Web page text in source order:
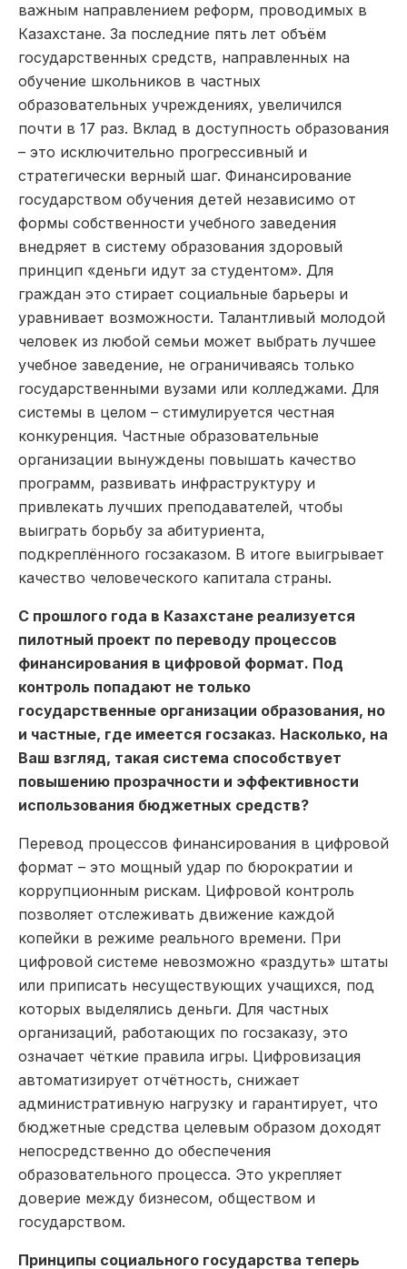
важным направлением реформ, проводимых в
Казахстане. За последние пять лет объём
государственных средств, направленных на
обучение школьников в частных
образовательных учреждениях, увеличился
почти в 17 раз. Вклад в доступность образования
– это исключительно прогрессивный и
стратегически верный шаг. Финансирование
государством обучения детей независимо от
формы собственности учебного заведения
внедряет в систему образования здоровый
принцип «деньги идут за студентом». Для
граждан это стирает социальные барьеры и
уравнивает возможности. Талантливый молодой
человек из любой семьи может выбрать лучшее
учебное заведение, не ограничиваясь только
государственными вузами или колледжами. Для
системы в целом – стимулируется честная
конкуренция. Частные образовательные
организации вынуждены повышать качество
программ, развивать инфраструктуру и
привлекать лучших преподавателей, чтобы
выиграть борьбу за абитуриента,
подкреплённого госзаказом. В итоге выигрывает
качество человеческого капитала страны.
С прошлого года в Казахстане реализуется
пилотный проект по переводу процессов
финансирования в цифровой формат. Под
контроль попадают не только
государственные организации образования, но
и частные, где имеется госзаказ. Насколько, на
Ваш взгляд, такая система способствует
повышению прозрачности и эффективности
использования бюджетных средств?
Перевод процессов финансирования в цифровой
формат – это мощный удар по бюрократии и
коррупционным рискам. Цифровой контроль
позволяет отслеживать движение каждой
копейки в режиме реального времени. При
цифровой системе невозможно «раздуть» штаты
или приписать несуществующих учащихся, под
которых выделялись деньги. Для частных
организаций, работающих по госзаказу, это
означает чёткие правила игры. Цифровизация
автоматизирует отчётность, снижает
административную нагрузку и гарантирует, что
бюджетные средства целевым образом доходят
непосредственно до обеспечения
образовательного процесса. Это укрепляет
доверие между бизнесом, обществом и
государством.
Принципы социального государства теперь